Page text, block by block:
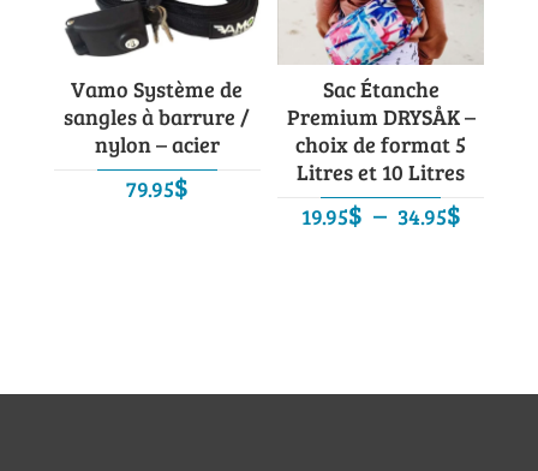
Vamo Système de
sangles à barrure /
nylon – acier
79.95$
Sac Étanche
Premium DRYSÅK –
choix de format 5
Litres et 10 Litres
19.95$ – 34.95$Plage